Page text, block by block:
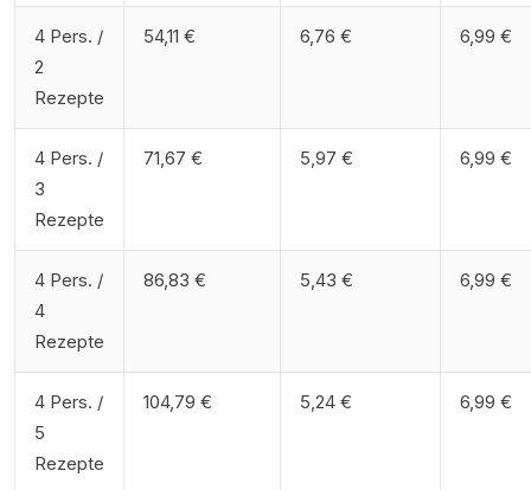
4 Pers. /
2
Rezepte
54,11 € 6,76 € 6,99 €
4 Pers. /
3
Rezepte
71,67 € 5,97 € 6,99 €
4 Pers. /
4
Rezepte
86,83 € 5,43 € 6,99 €
4 Pers. /
5
Rezepte
104,79 € 5,24 € 6,99 €